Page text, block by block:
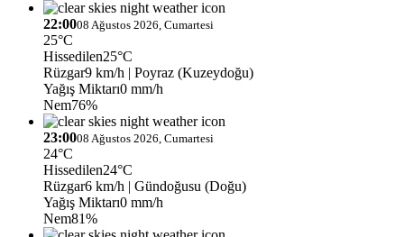
22:0008 Ağustos 2026, Cumartesi
25°C
Hissedilen25°C
Rüzgar9 km/h | Poyraz (Kuzeydoğu)
Yağış Miktarı0 mm/h
Nem76%
23:0008 Ağustos 2026, Cumartesi
24°C
Hissedilen24°C
Rüzgar6 km/h | Gündoğusu (Doğu)
Yağış Miktarı0 mm/h
Nem81%